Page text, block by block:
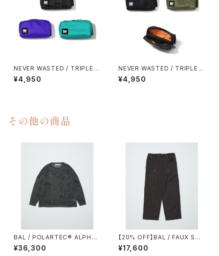
NEVER WASTED / TRIPLEY
ES
¥4,950
NEVER WASTED / TRIPLEY
ES（MA-1）
¥4,950
その他の商品
BAL / POLARTEC®︎ ALPHA
DIRECT PATTERN SWEATE
R
¥36,300
【20% OFF】BAL / FAUX STI
TCH CARPENTER PANT
¥17,600